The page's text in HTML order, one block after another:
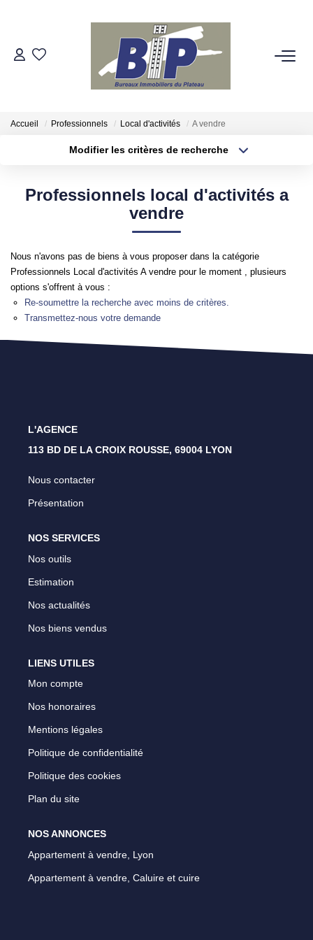
VENTES
BIENS VENDUS
NOTRE AGENCE
Qui Sommes-Nous
Nos Partenaires
NOS SECTEURS
Accueil Professionnels Local d'activités A vendre
Modifier les critères de recherche
Budget max
Professionnels local d'activités a
vendre
Nous n'avons pas de biens à vous proposer dans la catégorie
Professionnels Local d'activités A vendre pour le moment , plusieurs
options s'offrent à vous :
Re-soumettre la recherche avec moins de critères.
Transmettez-nous votre demande
L'AGENCE
113 BD DE LA CROIX ROUSSE, 69004 LYON
Nous contacter
Présentation
NOS SERVICES
Nos outils
Estimation
Nos actualités
Nos biens vendus
LIENS UTILES
Mon compte
Nos honoraires
Mentions légales
Politique de confidentialité
Politique des cookies
Plan du site
NOS ANNONCES
Appartement à vendre, Lyon
Appartement à vendre, Caluire et cuire